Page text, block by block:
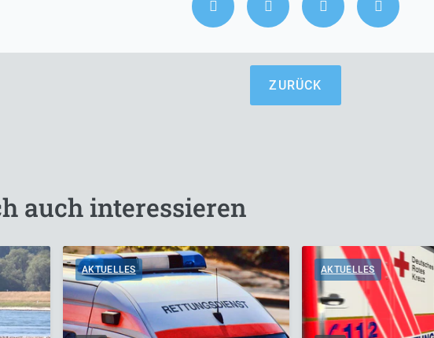
ZURÜCK
auch interessieren
AKTUELLES AKTUELLES